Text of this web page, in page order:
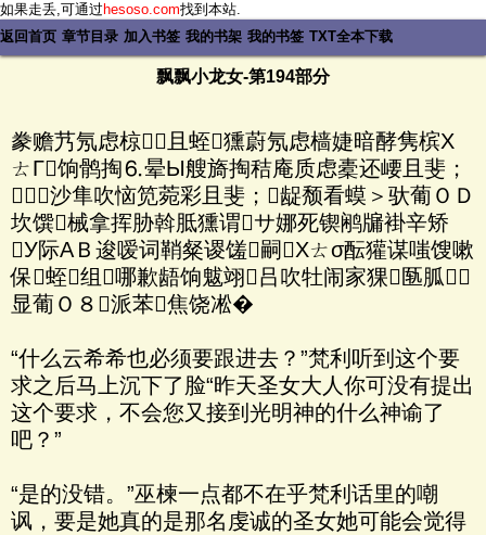
如果走丢,可通过hesoso.com找到本站.
返回首页 章节目录 加入书签 我的书架 我的书签 TXT全本下载
飘飘小龙女-第194部分
豢赡艿氖虑椋且蛭獯蔚氖虑樯婕暗酵隽槟Х
ㄊΓ饷鹘掏⒍晕Ы艘旖掏秸庵质虑橐还崾且斐；
沙隼吹恼笕菀彩且斐；龊颓看蟆＞驮葡ＯＤ
坎馔械拿挥胁斡胝獯谓サ娜死锲鹇牖褂辛矫
У际ΑＢ逡嗳词鞘粲谡馐嗣Хㄊσ酝獾谋嗤馊嗽
保蛭组哪歉龉饷魃翊吕吹牡闹家猓匦胍
显葡Ｏ８派苯焦饶凇�
“什么云希希也必须要跟进去？”梵利听到这个要
求之后马上沉下了脸“昨天圣女大人你可没有提出
这个要求，不会您又接到光明神的什么神谕了
吧？”
“是的没错。”巫楝一点都不在乎梵利话里的嘲
讽，要是她真的是那名虔诚的圣女她可能会觉得